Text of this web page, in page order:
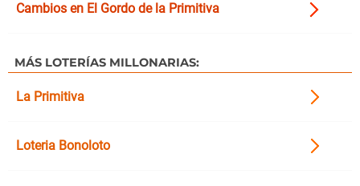
Cambios en El Gordo de la Primitiva
MÁS LOTERÍAS MILLONARIAS:
La Primitiva
Loteria Bonoloto